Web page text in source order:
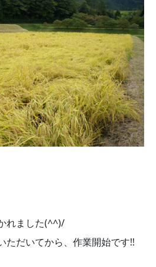
れました(^^)/
ただいてから、作業開始です!!